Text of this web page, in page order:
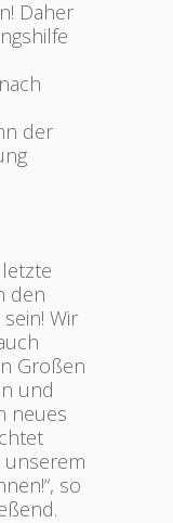
Daher
der
den
Wir
Großen
und
neues
so